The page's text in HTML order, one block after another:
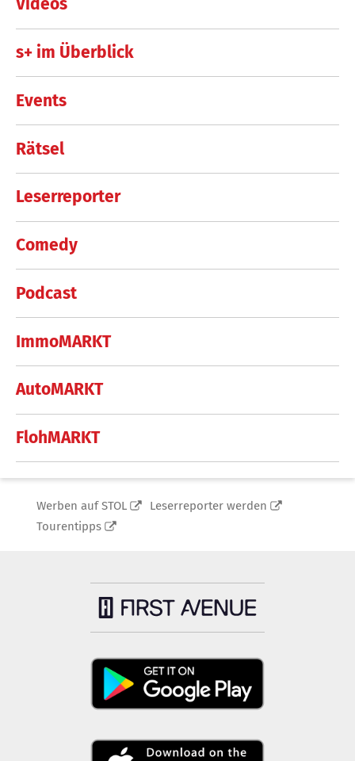
Videos
s+ im Überblick
Events
Rätsel
Leserreporter
Comedy
Podcast
ImmoMARKT
AutoMARKT
FlohMARKT
Werben auf STOL
Leserreporter werden
Tourentipps